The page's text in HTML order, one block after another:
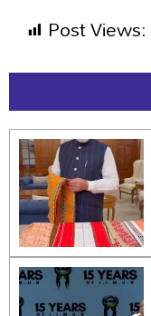
Post Views: